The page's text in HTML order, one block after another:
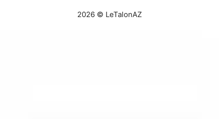
2026 © LeTalonAZ